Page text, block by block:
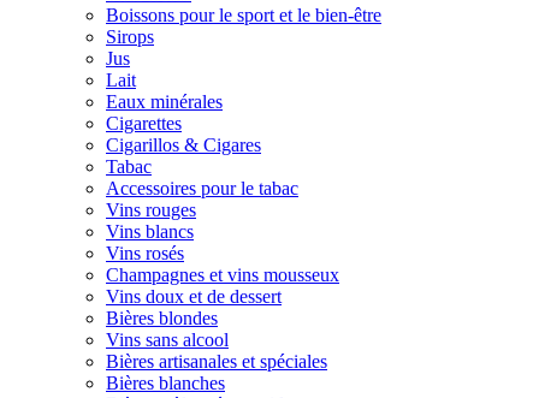
Boissons pour le sport et le bien-être
Sirops
Jus
Lait
Eaux minérales
Cigarettes
Cigarillos & Cigares
Tabac
Accessoires pour le tabac
Vins rouges
Vins blancs
Vins rosés
Champagnes et vins mousseux
Vins doux et de dessert
Bières blondes
Vins sans alcool
Bières artisanales et spéciales
Bières blanches